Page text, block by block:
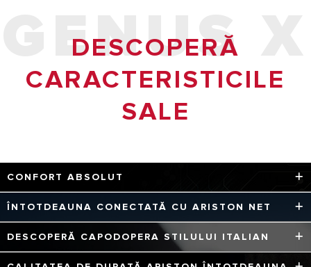
GENUS X
DESCOPERĂ
CARACTERISTICILE
SALE
CONFORT ABSOLUT
Funcțiile inteligente încorporate AUTO și CONFORT oferă
o temperatură confortabilă și stabilă în casă.
ÎNTOTDEAUNA CONECTATĂ CU ARISTON NET
Cu Ariston NET puteți seta, modifica și controla
temperatura dvs. de încălzire, răcire și apă caldă oricând,
pe telefonul smartphone sau pe PC, oriunde v-ați afla.
DESCOPERĂ CAPODOPERA STILULUI ITALIAN
Aspectul de înaltă tehnologie se bazează pe contururi